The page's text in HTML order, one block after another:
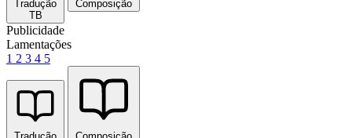
Tradução
TB
Composição
Publicidade
Lamentações
1 2 3 4 5